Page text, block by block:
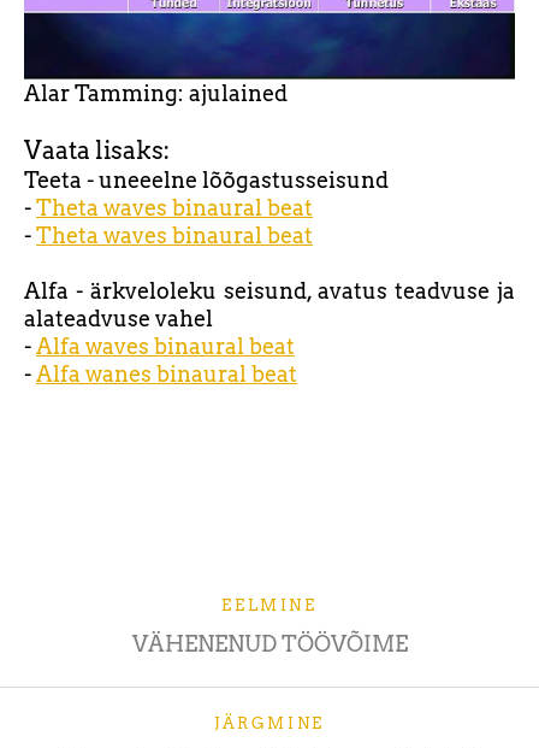
Alar Tamming: ajulained
Vaata lisaks:
Teeta - uneeelne lõõgastusseisund
-Theta waves binaural beat
-Theta waves binaural beat
Alfa - ärkveloleku seisund, avatus teadvuse ja
alateadvuse vahel
-Alfa waves binaural beat
-Alfa wanes binaural beat
EELMINE
VÄHENENUD TÖÖVÕIME
JÄRGMINE